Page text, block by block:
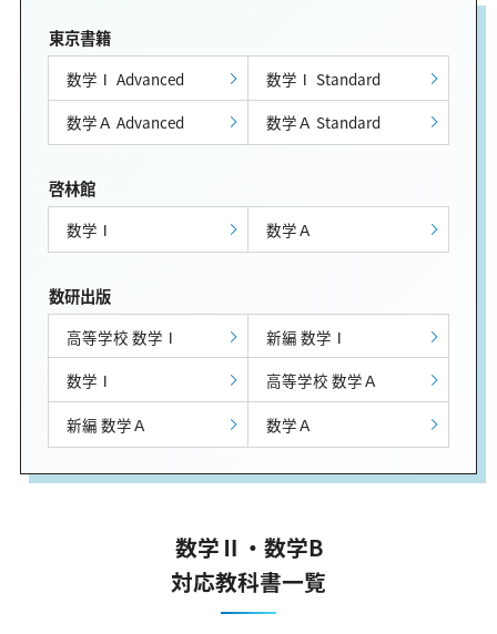
東京書籍
数学Ⅰ Advanced
数学Ⅰ Standard
数学Ａ Advanced
数学Ａ Standard
啓林館
数学Ⅰ 数学Ａ
数研出版
高等学校 数学Ⅰ
新編 数学Ⅰ
数学Ⅰ
高等学校 数学Ａ
新編 数学Ａ
数学Ａ
数学Ⅱ・数学B
対応教科書一覧